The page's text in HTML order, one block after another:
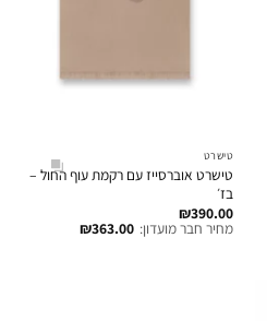
טישרט
טישרט אוברסייז עם רקמת עוף החול –
בז׳
₪390.00
מחיר חבר מועדון: ₪363.00